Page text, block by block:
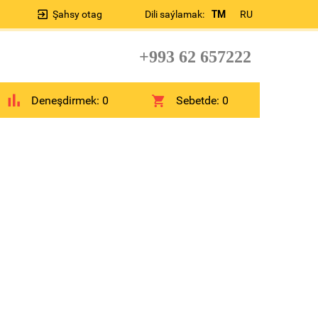
Dili saýlamak: TM RU
Şahsy otag
+993 62 657222
Deneşdirmek: 0 Sebetde:0